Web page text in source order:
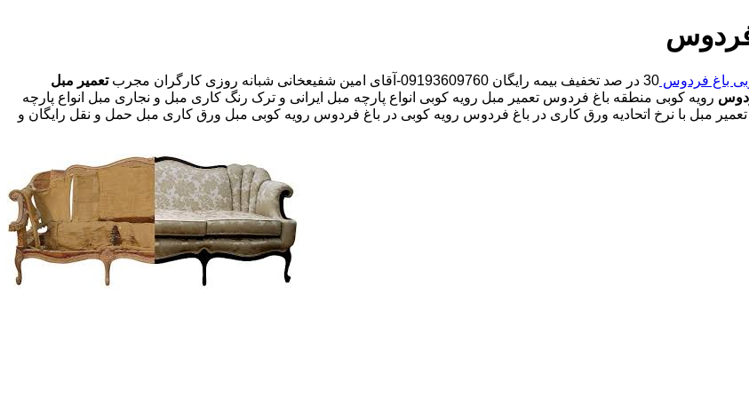
فردوس
باغ فردوس 30 در صد تخفیف بیمه رایگان 09193609760-آقای امین شفیعخانی شبانه روزی کارگران مجرب
تعمیر مبل
رویه کوبی منطقه باغ فردوس تعمیر مبل رویه کوبی انواع پارچه مبل ایرانی و ترک رنگ کاری مبل و نجاری مبل انواع پارچه
مبل با نرخ اتحادیه ورق کاری در باغ فردوس رویه کوبی در باغ فردوس رویه کوبی مبل ورق کاری مبل حمل و نقل رایگان و